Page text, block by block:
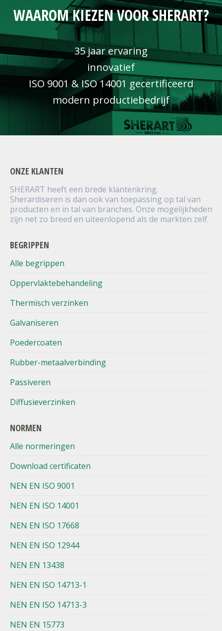
WAAROM KIEZEN VOOR SHERART?
35 jaar ervaring
innovatief
ISO 9001 & ISO 14001 gecertificeerd
modern productiebedrijf
ONZE KLANTEN
SHERART heeft een brede klantenkring.
Sherardiseren is dan ook van toepassing op tal van
producten en in tal van branches. Onze mogelijkheden
zijn net zo breed en uiteenlopend als de markten zelf.
BEGRIPPEN
Alle begrippen
Oppervlaktebehandeling
Thermisch verzinken
Galvaniseren
Poedercoaten
Rubber-metaalverbinding
Passiveren
Diffusieverzinken
NORMEN
Alle normeringen
Download certificaten
NEN EN ISO 9001
NEN EN ISO 14001
NEN EN ISO 17668
NEN EN ISO 12944
NEN EN 13438
NEN EN ISO 14713-1
NEN EN ISO 14713-3
NEN EN 15773